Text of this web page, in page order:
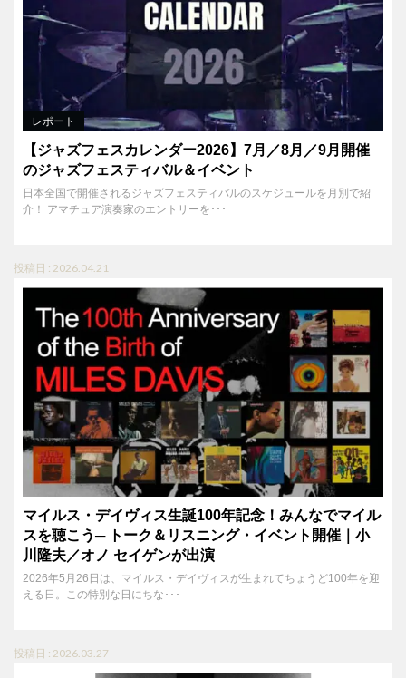
レポート
【ジャズフェスカレンダー2026】7月／8月／9月開催
のジャズフェスティバル＆イベント
日本全国で開催されるジャズフェスティバルのスケジュールを月別で紹
介！ アマチュア演奏家のエントリーを･･･
投稿日 : 2026.04.21
マイルス・デイヴィス生誕100年記念！みんなでマイル
スを聴こう─ トーク＆リスニング・イベント開催｜小
川隆夫／オノ セイゲンが出演
2026年5月26日は、マイルス・デイヴィスが生まれてちょうど100年を迎
える日。この特別な日にちな･･･
投稿日 : 2026.03.27